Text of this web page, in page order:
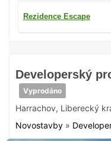
Developerský
Vyprodáno
Harrachov, Liberecký
Novostavby »
Rezidence Escape